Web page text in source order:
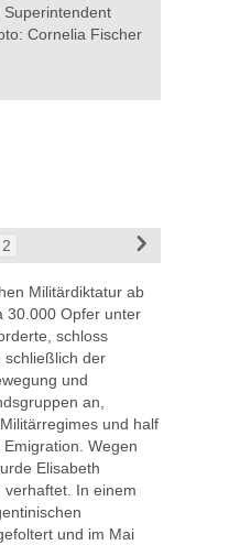
Superintendent
Cornelia Fischer
2
Militärdiktatur ab
30.000 Opfer unter
schloss
schließlich der
und
an,
und half
Wegen
Elisabeth
In einem
und im Mai